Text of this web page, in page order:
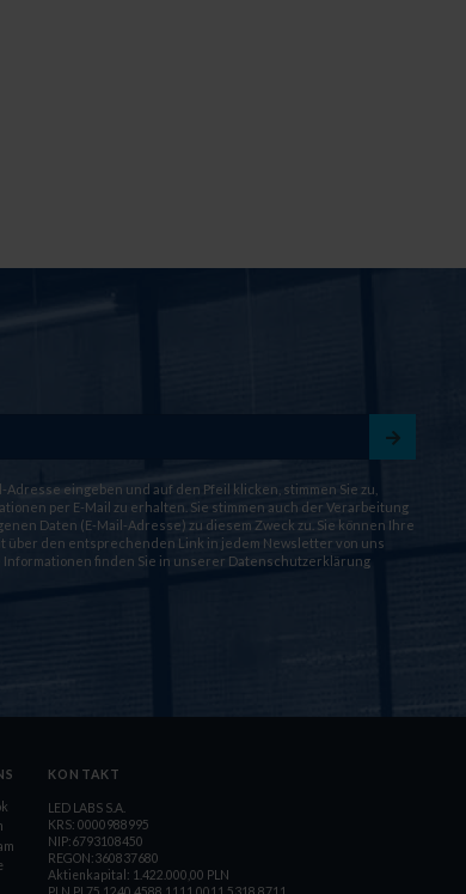
Adresse eingeben und auf den Pfeil klicken, stimmen Sie zu,
per E-Mail zu erhalten. Sie stimmen auch der Verarbeitung
Daten (E-Mail-Adresse) zu diesem Zweck zu. Sie können Ihre
über den entsprechenden Link in jedem Newsletter von uns
finden Sie in unserer Datenschutzerklärung
KONTAKT
LED LABS S.A.
KRS: 0000988995
NIP:6793108450
REGON:360837680
Aktienkapital: 1.422.000,00 PLN
PLN PL75 1240 4588 1111 0011 5318 8711